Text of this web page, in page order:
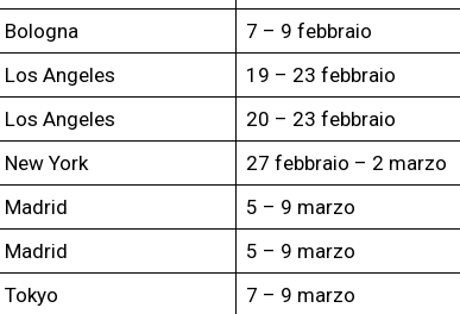
Bologna
7 – 9 febbraio
Los Angeles
19 – 23 febbraio
Los Angeles
20 – 23 febbraio
New York
27 febbraio – 2 marzo
Madrid
5 – 9 marzo
Madrid
5 – 9 marzo
Tokyo
7 – 9 marzo